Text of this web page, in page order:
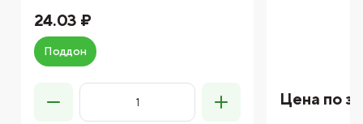
24.03 ₽
Поддон
Цена по